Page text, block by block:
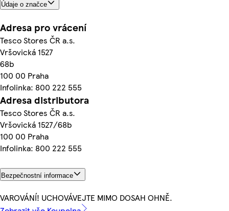
Údaje o značce
Adresa pro vrácení
Tesco Stores ČR a.s.
Vršovická 1527
68b
100 00 Praha
Infolinka: 800 222 555
Adresa distributora
Tesco Stores ČR a.s.
Vršovická 1527/68b
100 00 Praha
Infolinka: 800 222 555
Bezpečnostní informace
VAROVÁNÍ! UCHOVÁVEJTE MIMO DOSAH OHNĚ.